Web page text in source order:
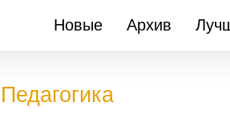
Новые Архив
Педагогика